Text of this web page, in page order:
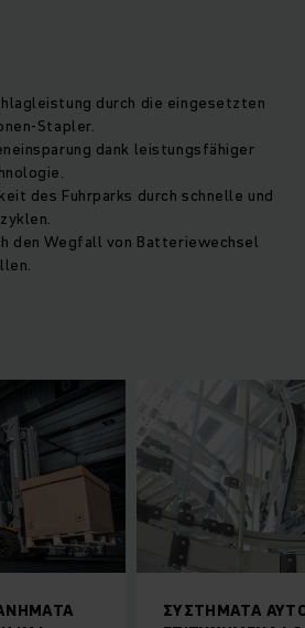
durch die eingesetzten
Stapler.
dank leistungsfähiger
des Fuhrparks durch schnelle und
den Wegfall von Batteriewechsel
ΣΥΣΤΗΜΑΤΑ